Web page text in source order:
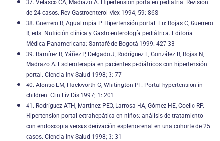
37. Velasco CA, Madrazo A. Hipertensión porta en pediatría. Revisión
de 24 casos. Rev Gastroenterol Mex 1994; 59: 86S
38. Guerrero R, Agualimpia P. Hipertensión portal. En: Rojas C, Guerrero
R, eds. Nutrición clínica y Gastroenterología pediátrica. Editorial
Médica Panamericana: Santafé de Bogotá 1999: 427-33
39. Ramírez R, Yáñez P, Delgado J, Rodríguez L, González B, Rojas N,
Madrazo A. Escleroterapia en pacientes pediátricos con hipertensión
portal. Ciencia Inv Salud 1998; 3: 77
40. Alonso EM, Hackworth C, Whitington PF. Portal hypertension in
children. Clin Liv Dis 1997; 1: 201
41. Rodríguez ATH, Martínez PEO, Larrosa HA, Gómez HE, Coello RP.
Hipertensión portal extrahepática en niños: análisis de tratamiento
con endoscopia versus derivación espleno-renal en una cohorte de 25
casos. Ciencia Inv Salud 1998; 3: 31